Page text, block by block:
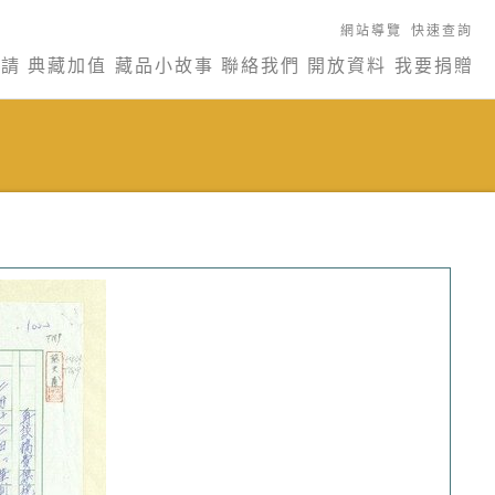
網站導覽 快速查詢
典藏加值 藏品小故事 聯絡我們 開放資料 我要捐贈